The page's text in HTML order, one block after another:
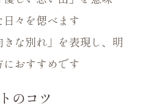
々を偲べます
きな別れ」を表現し、明
おすすめです
のコツ